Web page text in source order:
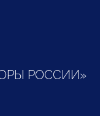
РОССИИ»